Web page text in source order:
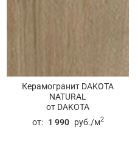
Керамогранит DAKOTA
NATURAL
от DAKOTA
от: 1 990 руб./м2